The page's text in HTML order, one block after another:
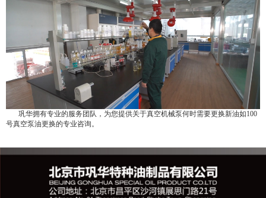
巩华拥有专业的服务团队，为您提供关于真空机械泵何时需要更换新油如100
号真空泵油更换的专业咨询。